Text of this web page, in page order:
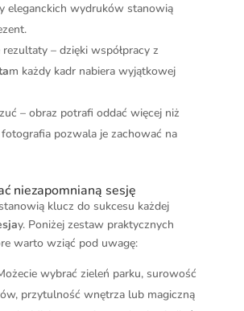
eleganckich wydruków stanowią
– dzięki współpracy z
m każdy kadr nabiera wyjątkowej
– obraz potrafi oddać więcej niż
fotografia pozwala je zachować na
niezapomnianą sesję
klucz do sukcesu każdej
y. Poniżej zestaw praktycznych
warto wziąć pod uwagę:
wybrać zieleń parku, surowość
przytulność wnętrza lub magiczną